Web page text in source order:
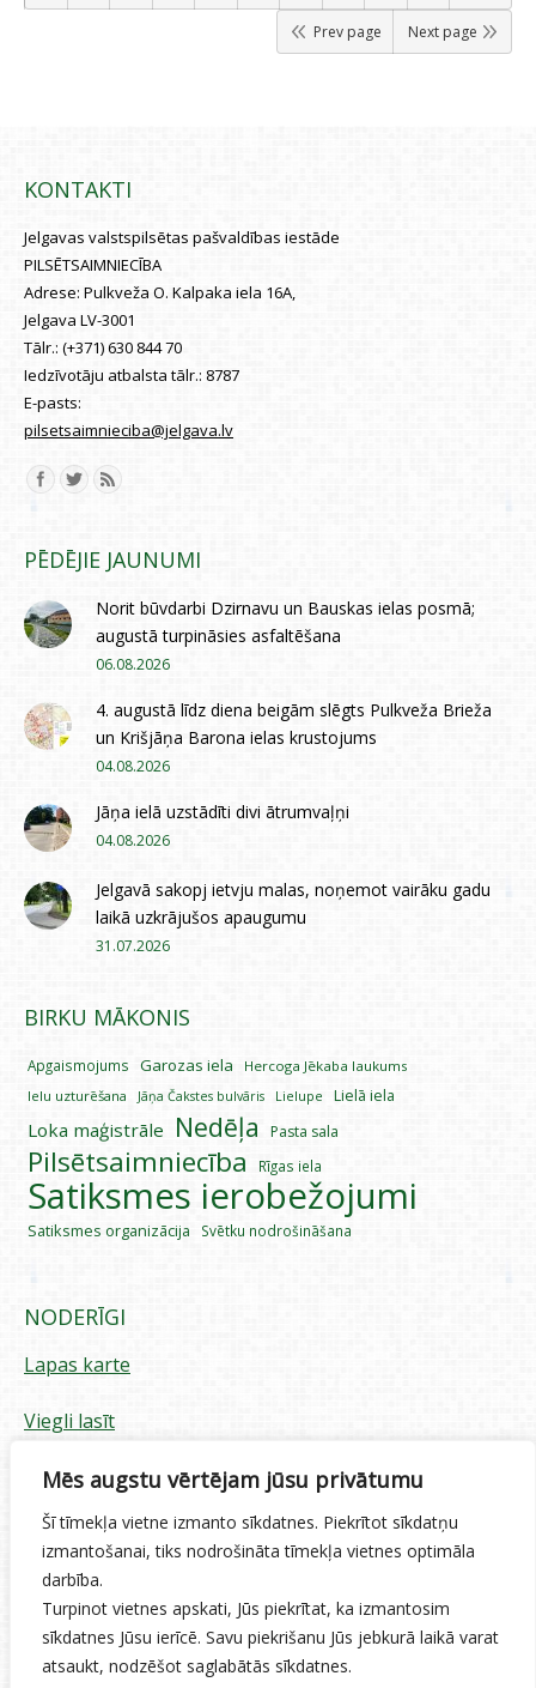
Mēs augstu vērtējam jūsu privātumu
Šī tīmekļa vietne izmanto sīkdatnes. Piekrītot sīkdatņu
izmantošanai, tiks nodrošināta tīmekļa vietnes optimāla
darbība.
Turpinot vietnes apskati, Jūs piekrītat, ka izmantosim
sīkdatnes Jūsu ierīcē. Savu piekrišanu Jūs jebkurā laikā varat
atsaukt, nodzēšot saglabātās sīkdatnes.
Prev page Next page
KONTAKTI
Jelgavas valstspilsētas pašvaldības iestāde
PILSĒTSAIMNIECĪBA
Adrese: Pulkveža O. Kalpaka iela 16A,
Jelgava LV-3001
Tālr.: (+371) 630 844 70
Iedzīvotāju atbalsta tālr.: 8787
E-pasts:
pilsetsaimnieciba@jelgava.lv
Find us on:
PĒDĒJIE JAUNUMI
Norit būvdarbi Dzirnavu un Bauskas ielas posmā;
augustā turpināsies asfaltēšana
06.08.2026
4. augustā līdz diena beigām slēgts Pulkveža Brieža
un Krišjāņa Barona ielas krustojums
04.08.2026
Jāņa ielā uzstādīti divi ātrumvaļņi
04.08.2026
Jelgavā sakopj ietvju malas, noņemot vairāku gadu
laikā uzkrājušos apaugumu
31.07.2026
BIRKU MĀKONIS
Apgaismojums Garozas iela
Hercoga Jēkaba laukums
Ielu uzturēšana
Jāņa Čakstes bulvāris Lielupe Lielā iela
Loka maģistrāle Nedēļa Pasta sala
Pilsētsaimniecība Rīgas iela
Satiksmes ierobežojumi
Satiksmes organizācija Svētku nodrošināšana
NODERĪGI
Lapas karte
Viegli lasīt
Piekļūstamības paziņojums
Sīkdatņu izmantošana
Privātuma politika
Ētikas kodekss